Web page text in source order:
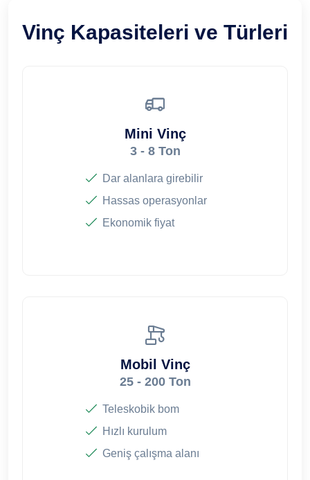
Vinç Kapasiteleri ve Türleri
Mini Vinç
3 - 8 Ton
Dar alanlara girebilir
Hassas operasyonlar
Ekonomik fiyat
Mobil Vinç
25 - 200 Ton
Teleskobik bom
Hızlı kurulum
Geniş çalışma alanı